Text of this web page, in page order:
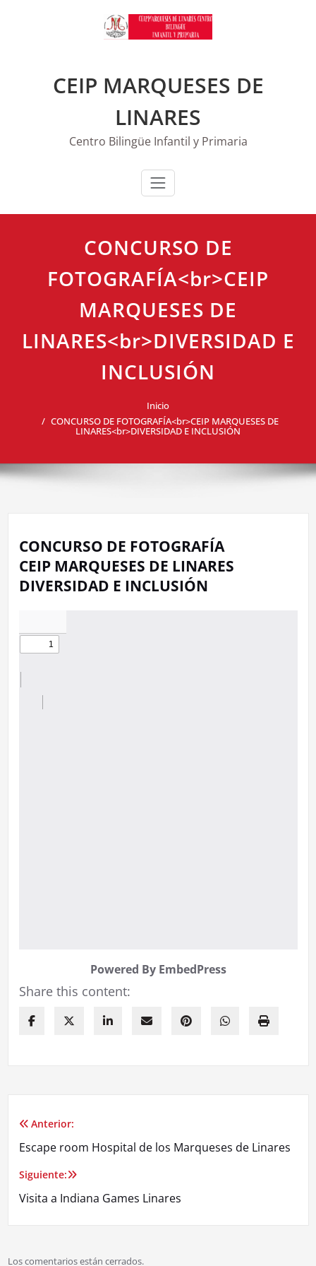
CEIP MARQUESES DE
LINARES
Centro Bilingüe Infantil y Primaria
CONCURSO DE
FOTOGRAFÍA<br>CEIP
MARQUESES DE
LINARES<br>DIVERSIDAD E
INCLUSIÓN
Inicio
CONCURSO DE FOTOGRAFÍA<br>CEIP MARQUESES DE
LINARES<br>DIVERSIDAD E INCLUSIÓN
CONCURSO DE FOTOGRAFÍA
CEIP MARQUESES DE LINARES
DIVERSIDAD E INCLUSIÓN
Powered By EmbedPress
Share this content:
Anterior:
Escape room Hospital de los Marqueses de Linares
Siguiente:
Visita a Indiana Games Linares
Los comentarios están cerrados.